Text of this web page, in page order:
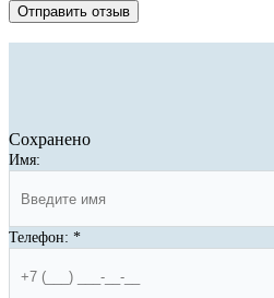
Отправить отзыв
Сохранено
Имя:
Телефон: *